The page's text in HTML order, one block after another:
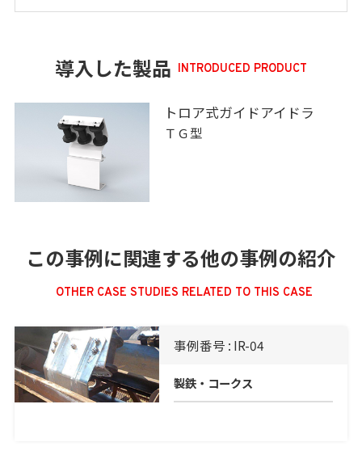
導入した製品 INTRODUCED PRODUCT
トロア式ガイドアイドラ
ＴＧ型
この事例に関連する他の事例の紹介
OTHER CASE STUDIES RELATED TO THIS CASE
事例番号 : IR-04
製鉄・コークス